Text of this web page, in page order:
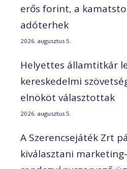
erős forint, a
adóterhek
2026. augusztus 5.
Helyettes államtitkár
kereskedelmi
elnököt választottak
2026. augusztus 5.
A Szerencsejáték Zrt
kiválasztani